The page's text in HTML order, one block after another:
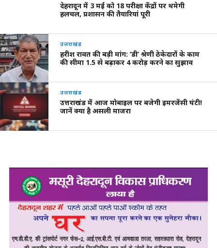
देहरादून में 3 मई को 18 परीक्षा केंद्रों पर थमेगी
हलचल, प्रशासन की तैयारियां पूरी
उत्तराखंड
हरीश रावत की बड़ी मांग: ‘डी’ श्रेणी ठेकेदारों के काम
की सीमा 1.5 से बढ़ाकर 4 करोड़ करने का सुझाव
उत्तराखंड
उत्तराखंड में आज मोबाइल पर बजेगी इमरजेंसी घंटी!
जानें क्या है असली माजरा